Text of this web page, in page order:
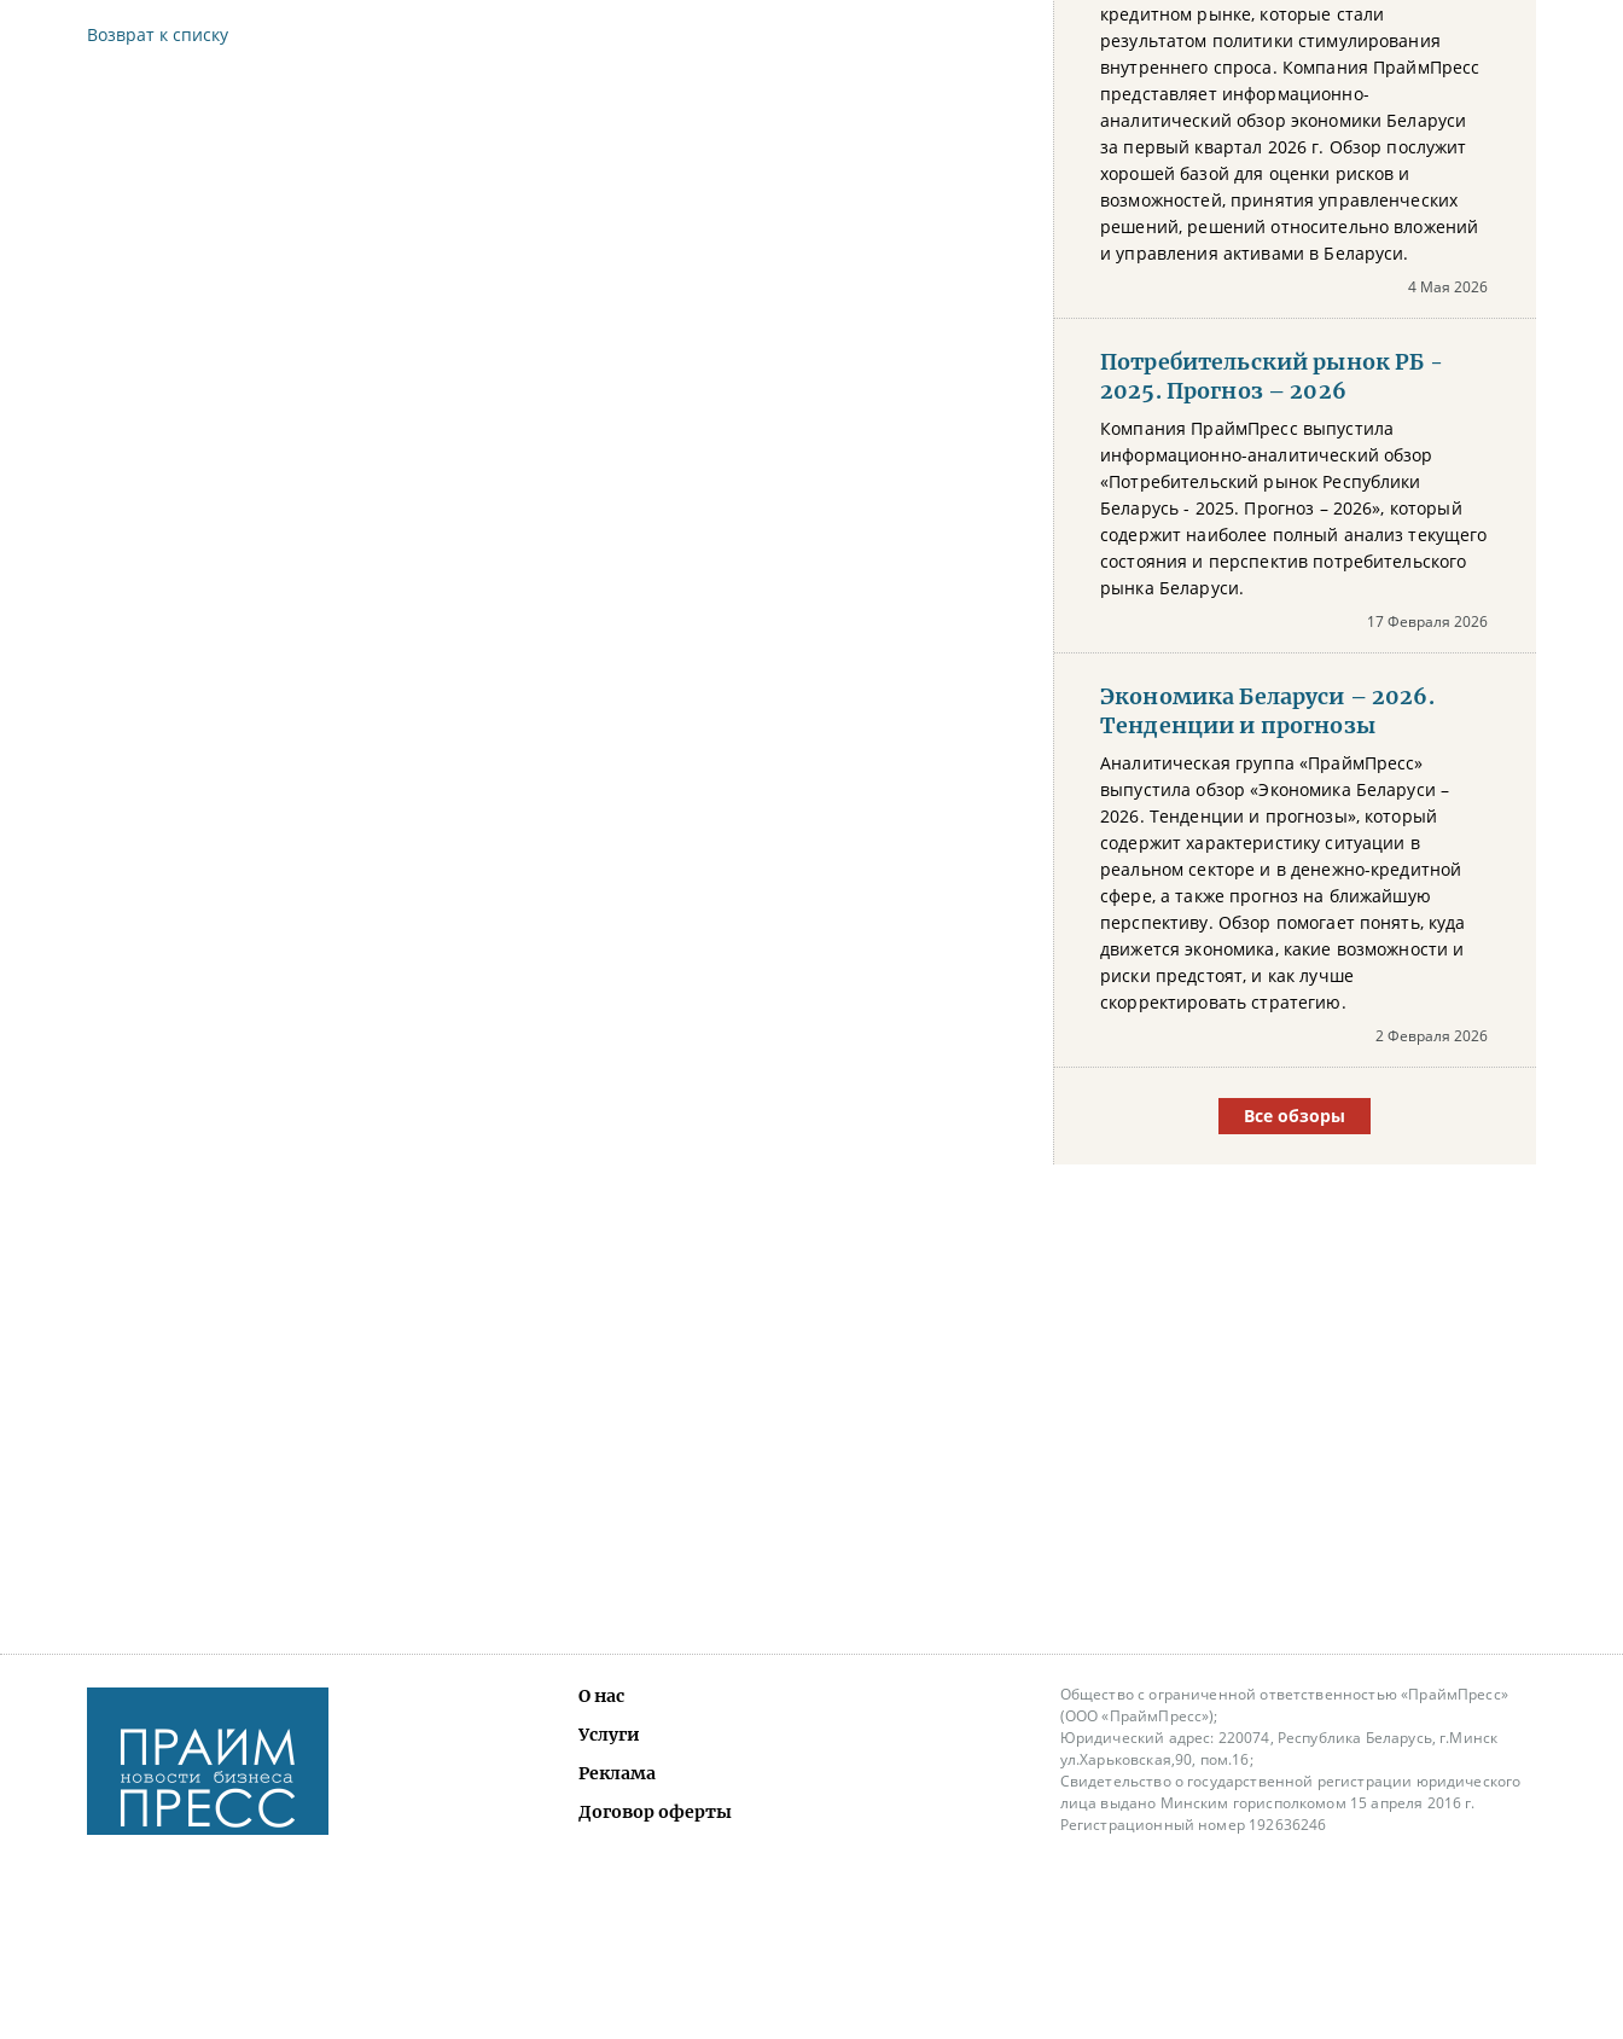
Возврат к списку
кредитном рынке, которые стали
результатом политики стимулирования
внутреннего спроса. Компания ПраймПресс
представляет информационно-
аналитический обзор экономики Беларуси
за первый квартал 2026 г. Обзор послужит
хорошей базой для оценки рисков и
возможностей, принятия управленческих
решений, решений относительно вложений
и управления активами в Беларуси.
4 Мая 2026
Потребительский рынок РБ -
2025. Прогноз – 2026
Компания ПраймПресс выпустила
информационно-аналитический обзор
«Потребительский рынок Республики
Беларусь - 2025. Прогноз – 2026», который
содержит наиболее полный анализ текущего
состояния и перспектив потребительского
рынка Беларуси.
17 Февраля 2026
Экономика Беларуси – 2026.
Тенденции и прогнозы
Аналитическая группа «ПраймПресс»
выпустила обзор «Экономика Беларуси –
2026. Тенденции и прогнозы», который
содержит характеристику ситуации в
реальном секторе и в денежно-кредитной
сфере, а также прогноз на ближайшую
перспективу. Обзор помогает понять, куда
движется экономика, какие возможности и
риски предстоят, и как лучше
скорректировать стратегию.
2 Февраля 2026
Все обзоры
О нас
Услуги
Реклама
Договор оферты
Общество с ограниченной ответственностью «ПраймПресс»
(ООО «ПраймПресс»);
Юридический адрес: 220074, Республика Беларусь, г.Минск
ул.Харьковская,90, пом.16;
Свидетельство о государственной регистрации юридического
лица выдано Минским горисполкомом 15 апреля 2016 г.
Регистрационный номер 192636246